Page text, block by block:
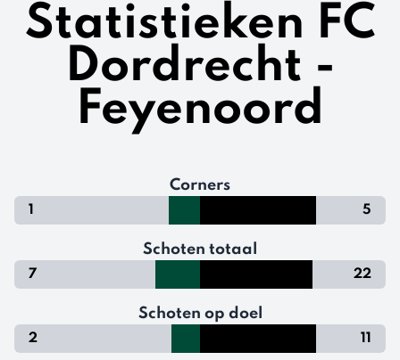
Statistieken FC
Dordrecht -
Feyenoord
Corners
1 5
Schoten totaal
7 22
Schoten op doel
2 11